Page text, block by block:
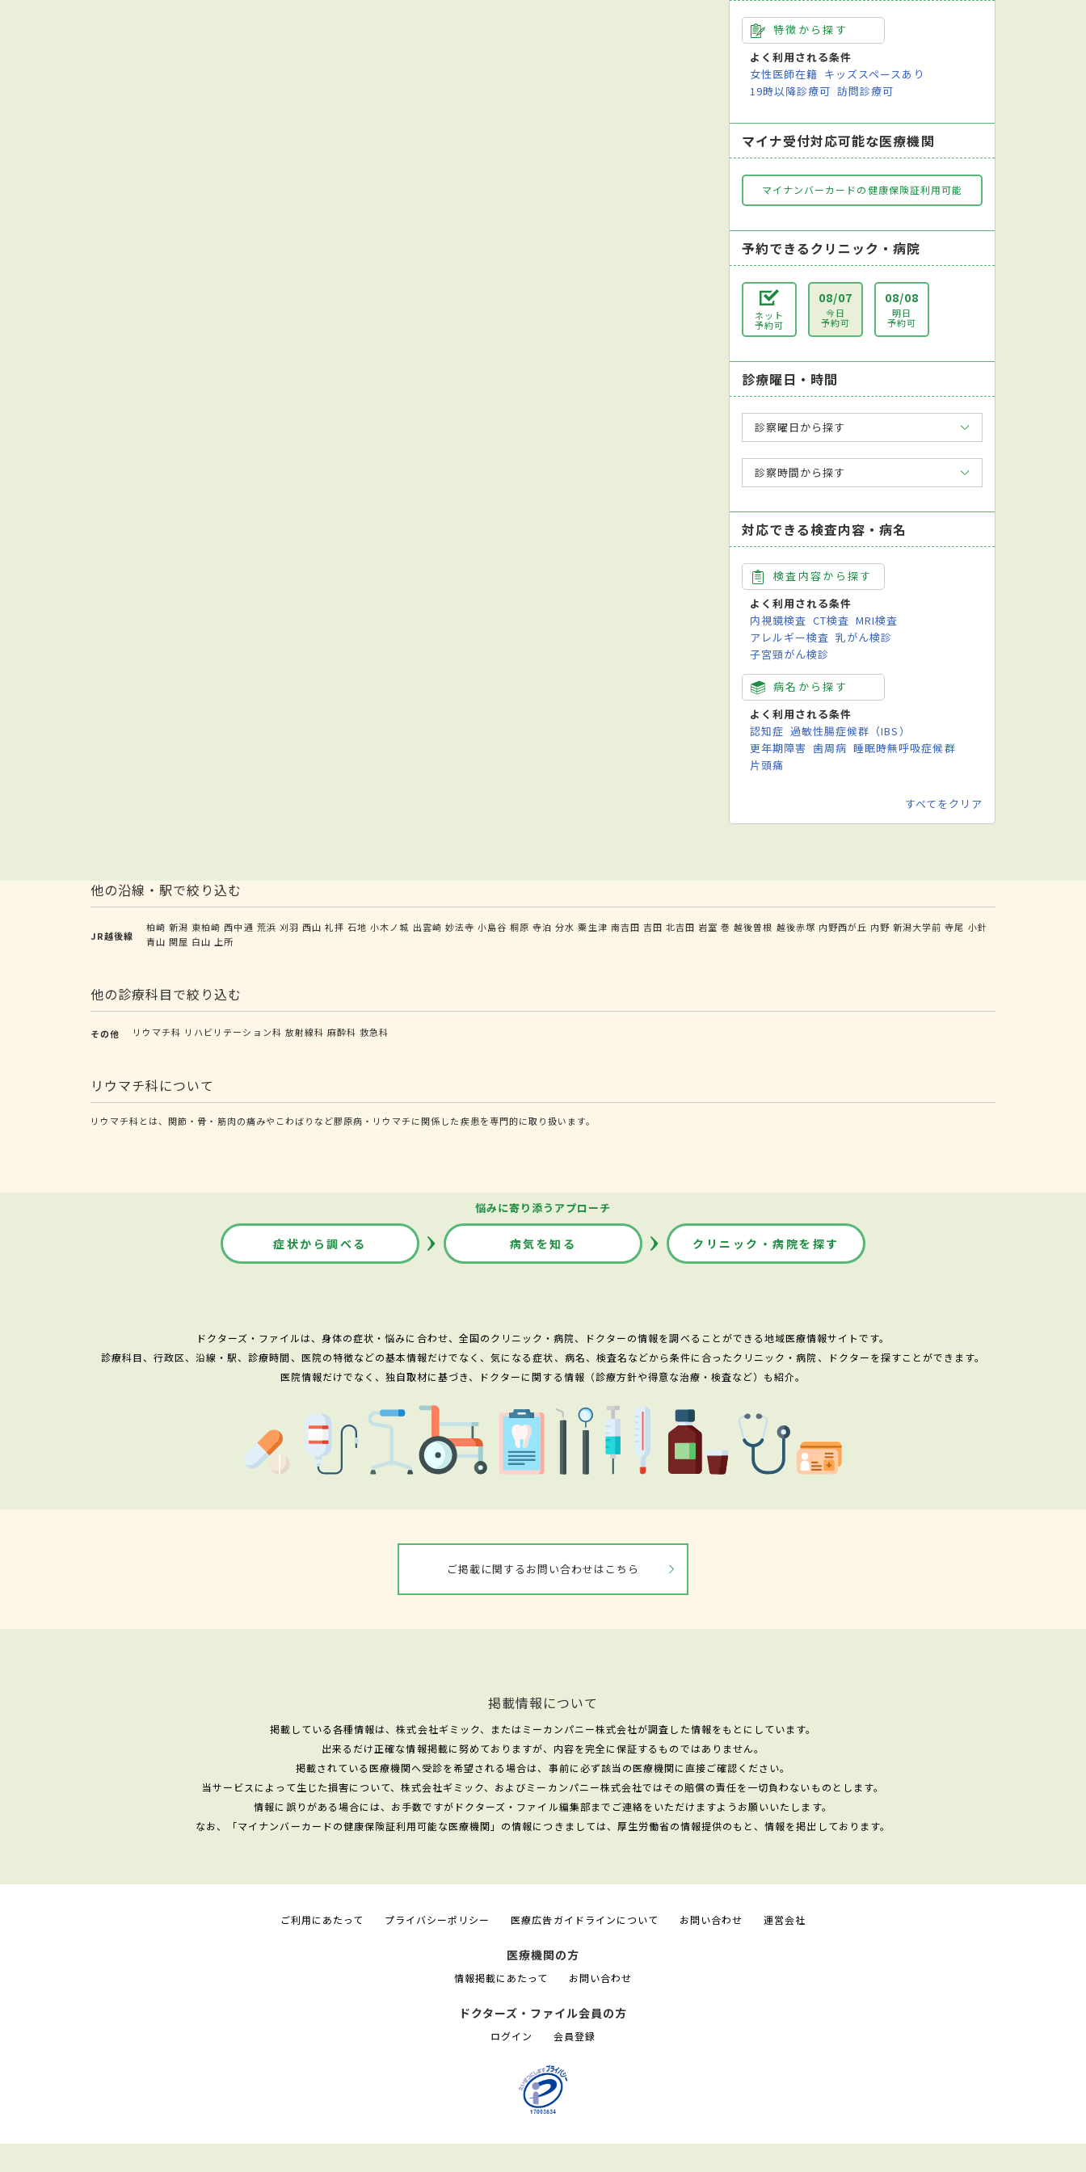
特徴から探す
よく利用される条件
女性医師在籍 キッズスペースあり
19時以降診療可 訪問診療可
マイナ受付対応可能な医療機関
マイナンバーカードの健康保険証利用可能
予約できるクリニック・病院
ネット
予約可
08/07
今日
予約可
08/08
明日
予約可
診療曜日・時間
診察曜日から探す
診察時間から探す
対応できる検査内容・病名
検査内容から探す
よく利用される条件
内視鏡検査 CT検査 MRI検査
アレルギー検査 乳がん検診
子宮頸がん検診
病名から探す
よく利用される条件
認知症 過敏性腸症候群（IBS）
更年期障害 歯周病 睡眠時無呼吸症候群
片頭痛
すべてをクリア
他の沿線・駅で絞り込む
JR越後線
柏崎 新潟 東柏崎 西中通 荒浜 刈羽 西山 礼拝 石地 小木ノ城 出雲崎 妙法寺 小島谷 桐原 寺泊 分水 粟生津 南吉田 吉田 北吉田 岩室 巻 越後曽根 越後赤塚 内野西が丘 内野 新潟大学前 寺尾 小針
青山 関屋 白山 上所
他の診療科目で絞り込む
その他 リウマチ科 リハビリテーション科 放射線科 麻酔科 救急科
リウマチ科について
リウマチ科とは、関節・骨・筋肉の痛みやこわばりなど膠原病・リウマチに関係した疾患を専門的に取り扱います。
悩みに寄り添うアプローチ
症状から調べる 病気を知る クリニック・病院を探す
ドクターズ・ファイルは、身体の症状・悩みに合わせ、全国のクリニック・病院、ドクターの情報を調べることができる地域医療情報サイトです。
診療科目、行政区、沿線・駅、診療時間、医院の特徴などの基本情報だけでなく、気になる症状、病名、検査名などから条件に合ったクリニック・病院、ドクターを探すことができます。
医院情報だけでなく、独自取材に基づき、ドクターに関する情報（診療方針や得意な治療・検査など）も紹介。
ご掲載に関するお問い合わせはこちら
掲載情報について
掲載している各種情報は、株式会社ギミック、またはミーカンパニー株式会社が調査した情報をもとにしています。
出来るだけ正確な情報掲載に努めておりますが、内容を完全に保証するものではありません。
掲載されている医療機関へ受診を希望される場合は、事前に必ず該当の医療機関に直接ご確認ください。
当サービスによって生じた損害について、株式会社ギミック、およびミーカンパニー株式会社ではその賠償の責任を一切負わないものとします。
情報に誤りがある場合には、お手数ですがドクターズ・ファイル編集部までご連絡をいただけますようお願いいたします。
なお、「マイナンバーカードの健康保険証利用可能な医療機関」の情報につきましては、厚生労働省の情報提供のもと、情報を掲出しております。
ご利用にあたって プライバシーポリシー 医療広告ガイドラインについて お問い合わせ 運営会社
医療機関の方
情報掲載にあたって お問い合わせ
ドクターズ・ファイル会員の方
ログイン 会員登録